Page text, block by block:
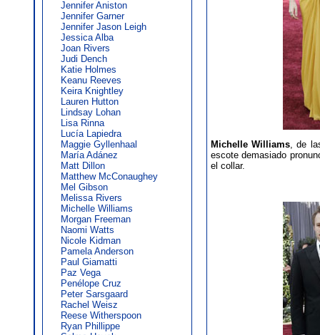
Jennifer Aniston
Jennifer Garner
Jennifer Jason Leigh
Jessica Alba
Joan Rivers
Judi Dench
Katie Holmes
Keanu Reeves
Keira Knightley
Lauren Hutton
Lindsay Lohan
Lisa Rinna
Lucía Lapiedra
Maggie Gyllenhaal
María Adánez
Matt Dillon
Matthew McConaughey
Mel Gibson
Melissa Rivers
Michelle Williams
Morgan Freeman
Naomi Watts
Nicole Kidman
Pamela Anderson
Paul Giamatti
Paz Vega
Penélope Cruz
Peter Sarsgaard
Rachel Weisz
Reese Witherspoon
Ryan Phillippe
Michelle Williams, de
escote demasiado
el collar.